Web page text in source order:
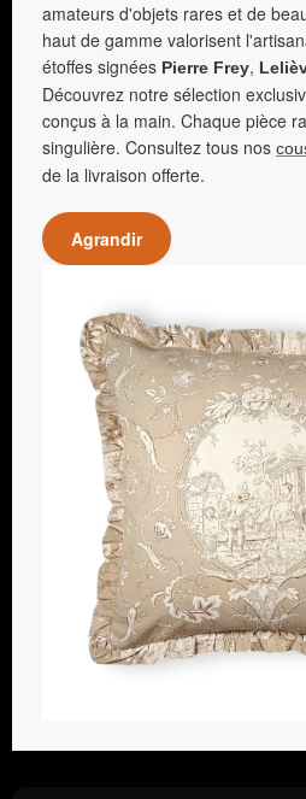
amateurs d'objets rares et de
haut de gamme valorisent
étoffes signées Pierre Frey,
Découvrez notre sélection
conçus à la main. Chaque pièce
singulière. Consultez tous nos
de la livraison offerte.
Agrandir